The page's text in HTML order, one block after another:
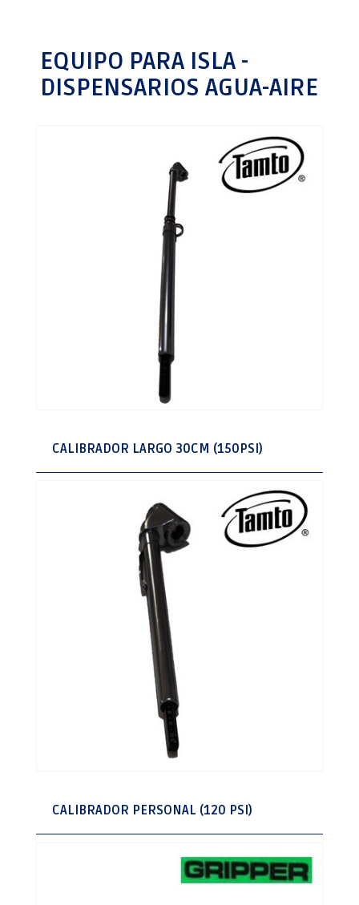
EQUIPO PARA ISLA -
DISPENSARIOS AGUA-AIRE
CALIBRADOR LARGO 30CM (150PSI)
CALIBRADOR PERSONAL (120 PSI)